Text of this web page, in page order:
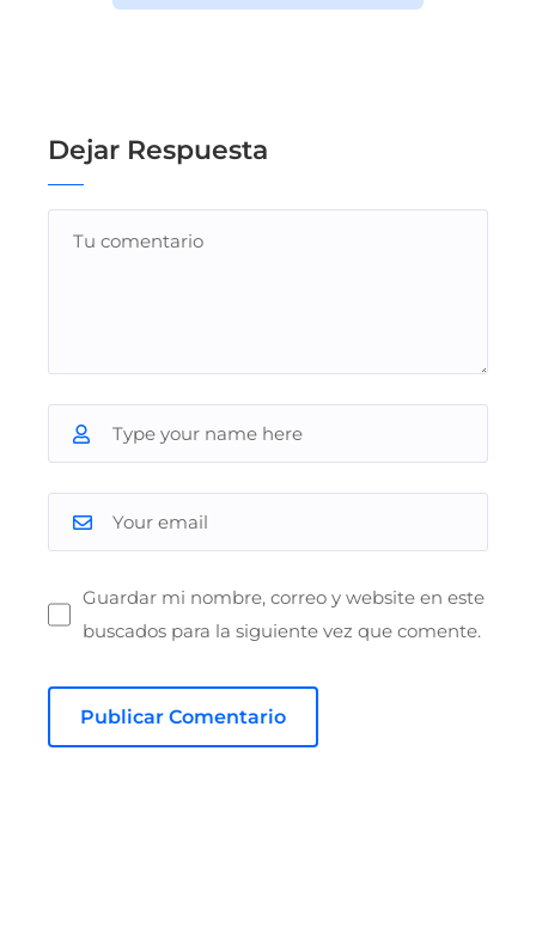
Dejar Respuesta
Guardar mi nombre, correo y website en este
buscados para la siguiente vez que comente.